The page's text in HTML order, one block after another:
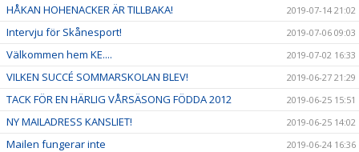
HÅKAN HOHENACKER ÄR TILLBAKA! 2019-07-14 21:02
Intervju för Skånesport! 2019-07-06 09:03
Välkommen hem KE.... 2019-07-02 16:33
VILKEN SUCCÉ SOMMARSKOLAN BLEV! 2019-06-27 21:29
TACK FÖR EN HÄRLIG VÅRSÄSONG FÖDDA 2012 2019-06-25 15:51
NY MAILADRESS KANSLIET! 2019-06-25 14:02
Mailen fungerar inte 2019-06-24 16:36